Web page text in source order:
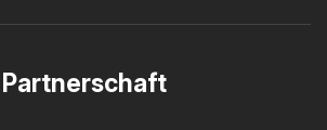
Partnerschaft